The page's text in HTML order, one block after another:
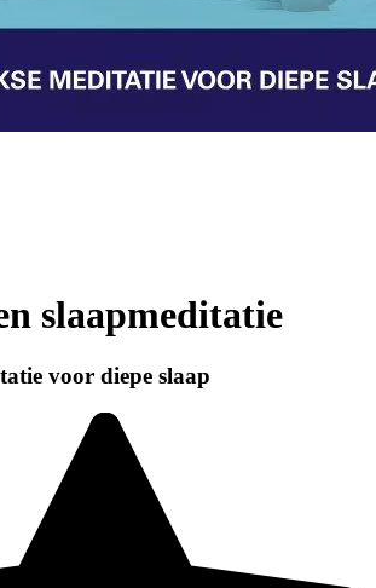
slaapmeditatie
voor diepe slaap